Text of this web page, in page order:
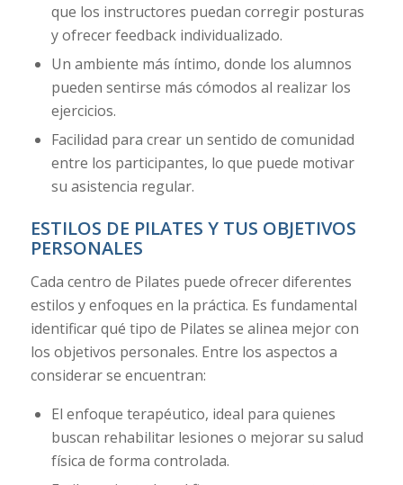
que los instructores puedan corregir posturas
y ofrecer feedback individualizado.
Un ambiente más íntimo, donde los alumnos
pueden sentirse más cómodos al realizar los
ejercicios.
Facilidad para crear un sentido de comunidad
entre los participantes, lo que puede motivar
su asistencia regular.
ESTILOS DE PILATES Y TUS OBJETIVOS
PERSONALES
Cada centro de Pilates puede ofrecer diferentes
estilos y enfoques en la práctica. Es fundamental
identificar qué tipo de Pilates se alinea mejor con
los objetivos personales. Entre los aspectos a
considerar se encuentran:
El enfoque terapéutico, ideal para quienes
buscan rehabilitar lesiones o mejorar su salud
física de forma controlada.